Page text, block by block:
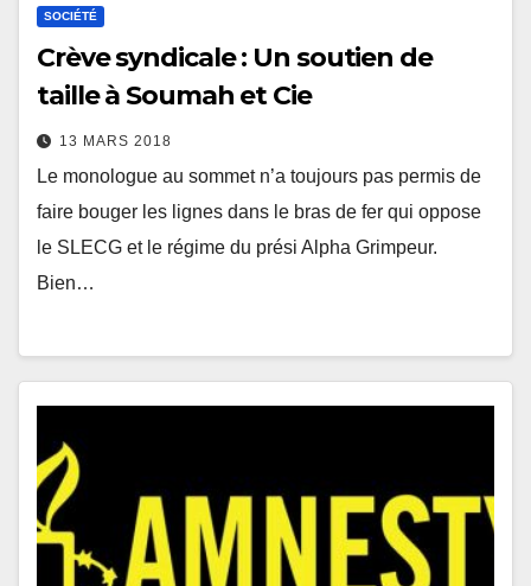
SOCIÉTÉ
Crève syndicale : Un soutien de
taille à Soumah et Cie
13 MARS 2018
Le monologue au sommet n’a toujours pas permis de
faire bouger les lignes dans le bras de fer qui oppose
le SLECG et le régime du prési Alpha Grimpeur.
Bien…